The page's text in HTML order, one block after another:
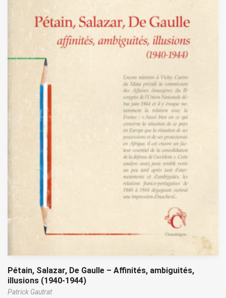
Pétain, Salazar, De Gaulle – Affinités, ambiguités,
illusions (1940-1944)
Patrick Gautrat